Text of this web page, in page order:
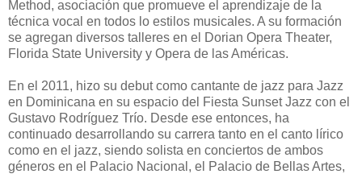
Method, asociación que promueve el aprendizaje de la
técnica vocal en todos lo estilos musicales. A su formación
se agregan diversos talleres en el Dorian Opera Theater,
Florida State University y Opera de las Américas.
En el 2011, hizo su debut como cantante de jazz para Jazz
en Dominicana en su espacio del Fiesta Sunset Jazz con el
Gustavo Rodríguez Trío. Desde ese entonces, ha
continuado desarrollando su carrera tanto en el canto lírico
como en el jazz, siendo solista en conciertos de ambos
géneros en el Palacio Nacional, el Palacio de Bellas Artes,